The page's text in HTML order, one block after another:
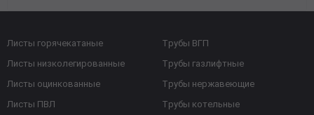
Листы горячекатаные
Листы низколегированные
Листы оцинкованные
Листы ПВЛ
Трубы ВГП
Трубы газлифтные
Трубы нержавеющие
Трубы котельные